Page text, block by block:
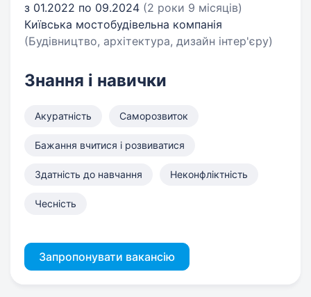
з 01.2022 по 09.2024 (2 роки 9 місяців)
Київська мостобудівельна компанія
(Будівництво, архітектура, дизайн інтер'єру)
Знання і навички
Акуратність Саморозвиток
Бажання вчитися і розвиватися
Здатність до навчання Неконфліктність
Чесність
Запропонувати вакансію